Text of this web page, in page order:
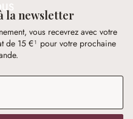
la newsletter
vous recevrez avec votre
de 15 €¹ pour votre prochaine